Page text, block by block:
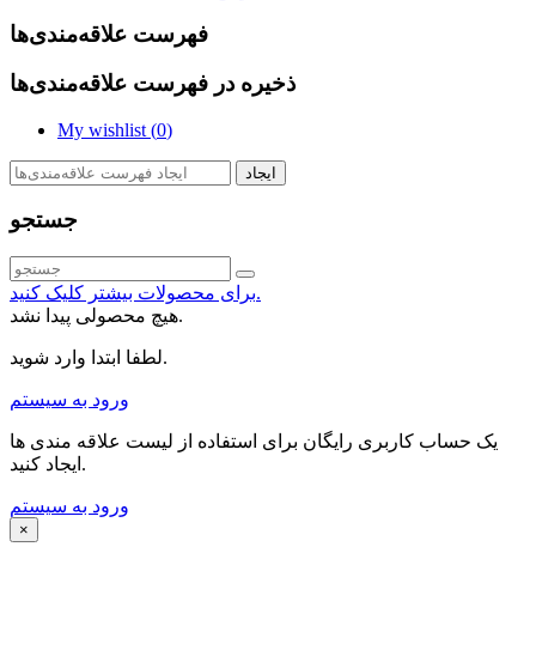
فهرست علاقه‌مندی‌ها
ذخیره در فهرست علاقه‌مندی‌ها
My wishlist (0)
ایجاد
جستجو
برای محصولات بیشتر کلیک کنید.
هیچ محصولی پیدا نشد.
لطفا ابتدا وارد شوید.
ورود به سیستم
یک حساب کاربری رایگان برای استفاده از لیست علاقه مندی ها
ایجاد کنید.
ورود به سیستم
×